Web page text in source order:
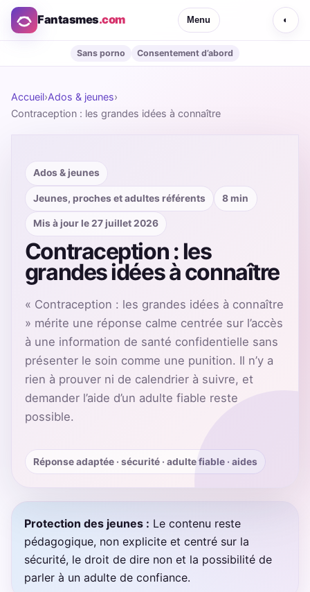
Fantasmes.com Menu ◐
Sans porno Consentement d’abord
Accueil›Ados & jeunes›
Contraception : les grandes idées à connaître
Ados & jeunes
Jeunes, proches et adultes référents 8 min
Mis à jour le 27 juillet 2026
Contraception : les
grandes idées à connaître
« Contraception : les grandes idées à connaître
» mérite une réponse calme centrée sur l’accès
à une information de santé confidentielle sans
présenter le soin comme une punition. Il n’y a
rien à prouver ni de calendrier à suivre, et
demander l’aide d’un adulte fiable reste
possible.
Réponse adaptée · sécurité · adulte fiable · aides
Protection des jeunes : Le contenu reste
pédagogique, non explicite et centré sur la
sécurité, le droit de dire non et la possibilité de
parler à un adulte de confiance.